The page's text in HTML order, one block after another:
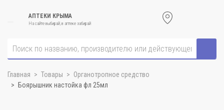
АПТЕКИ КРЫМА
На сайте выбирай, в аптеке забирай
Главная Товары
Органотропное средство
Боярышник настойка фл 25мл